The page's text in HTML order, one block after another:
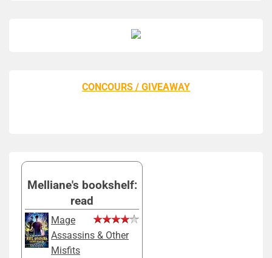
CONCOURS / GIVEAWAY
Melliane's bookshelf:
read
Mage
Assassins & Other
Misfits